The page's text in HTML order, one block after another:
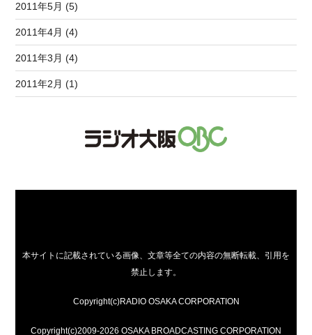
2011年5月 (5)
2011年4月 (4)
2011年3月 (4)
2011年2月 (1)
本サイトに記載されている画像、文章等全ての内容の無断転載、引用を
禁止します。
Copyright(c)RADIO OSAKA CORPORATION
Copyright(c)2009-2026 OSAKA BROADCASTING CORPORATION